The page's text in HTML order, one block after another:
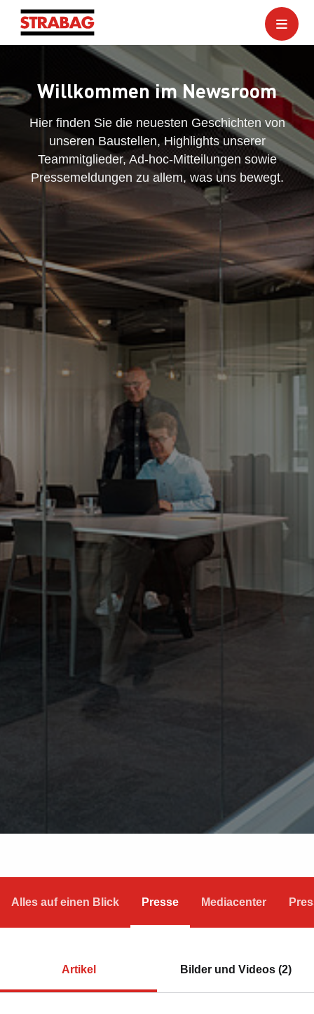
Willkommen im Newsroom
Hier finden Sie die neuesten Geschichten von
unseren Baustellen, Highlights unserer
Teammitglieder, Ad-hoc-Mitteilungen sowie
Pressemeldungen zu allem, was uns bewegt.
Alles auf einen Blick Presse Mediacenter
Artikel Bilder und Videos (2)